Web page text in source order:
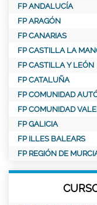
FP ANDALUCÍA
FP ARAGÓN
FP CANARIAS
FP CASTILLA LA
FP CASTILLA Y LEÓN
FP CATALUÑA
FP COMUNIDAD
FP COMUNIDAD
FP GALICIA
FP ILLES BALEARS
FP REGIÓN DE